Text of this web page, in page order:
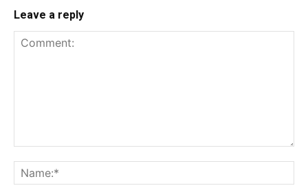
Leave a reply